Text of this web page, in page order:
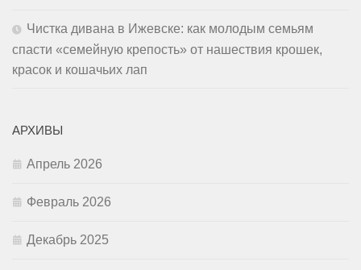
Чистка дивана в Ижевске: как молодым семьям
спасти «семейную крепость» от нашествия крошек,
красок и кошачьих лап
АРХИВЫ
Апрель 2026
Февраль 2026
Декабрь 2025